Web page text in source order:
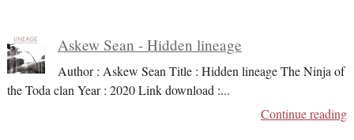
Askew Sean - Hidden lineage
Author : Askew Sean Title : Hidden lineage The Ninja of
the Toda clan Year : 2020 Link download :...
Continue reading